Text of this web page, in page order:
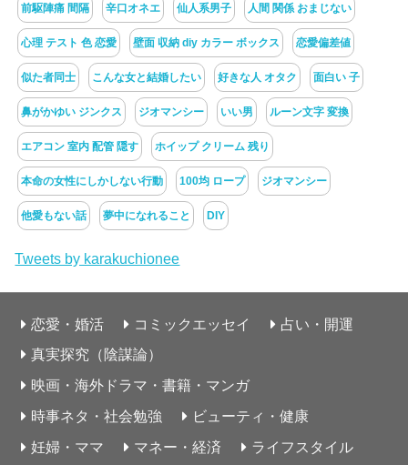
前駆陣痛 間隔 辛口オネエ 仙人系男子 人間 関係 おまじない
心理 テスト 色 恋愛 壁面 収納 diy カラー ボックス 恋愛偏差値
似た者同士 こんな女と結婚したい 好きな人 オタク 面白い 子
鼻がかゆい ジンクス ジオマンシー いい男 ルーン文字 変換
エアコン 室内 配管 隠す ホイップ クリーム 残り
本命の女性にしかしない行動 100均 ロープ ジオマンシー
他愛もない話 夢中になれること DIY
Tweets by karakuchionee
恋愛・婚活 コミックエッセイ
占い・開運
真実探究（陰謀論）
映画・海外ドラマ・書籍・マンガ
時事ネタ・社会勉強
ビューティ・健康
妊婦・ママ
マネー・経済 ライフスタイル